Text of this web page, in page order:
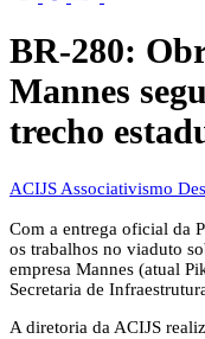
BR-280:
Mannes
trecho
ACIJS Associativismo
Com a entrega oficial da
os trabalhos no viaduto
empresa Mannes (atual
Secretaria de
A diretoria da ACIJS